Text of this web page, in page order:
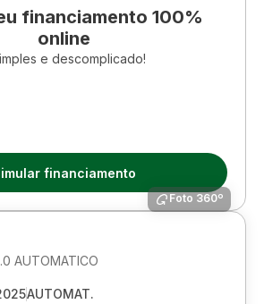
financiamento 100%
online
e descomplicado!
financiamento
Foto 360º
AUTOMATICO
AUTOMAT.